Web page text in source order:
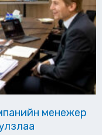
менежер